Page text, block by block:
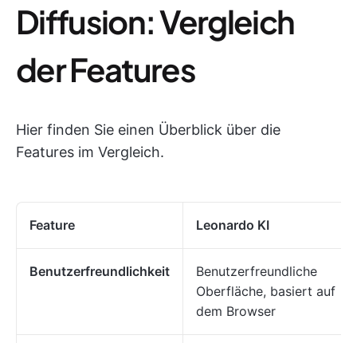
Diffusion: Vergleich
der Features
Hier finden Sie einen Überblick über die
Features im Vergleich.
Feature Leonardo KI
Benutzerfreundlichkeit
Benutzerfreundliche
Oberfläche, basiert auf
dem Browser